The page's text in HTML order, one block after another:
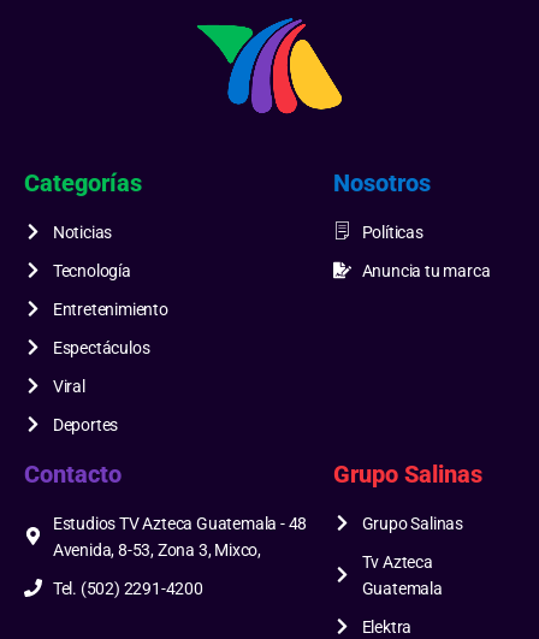
Categorías
Noticias
Tecnología
Entretenimiento
Espectáculos
Viral
Deportes
Nosotros
Políticas
Anuncia tu marca
Contacto
Estudios TV Azteca Guatemala - 48
Avenida, 8-53, Zona 3, Mixco,
Tel. (502) 2291-4200
Grupo Salinas
Grupo Salinas
Tv Azteca
Guatemala
Elektra